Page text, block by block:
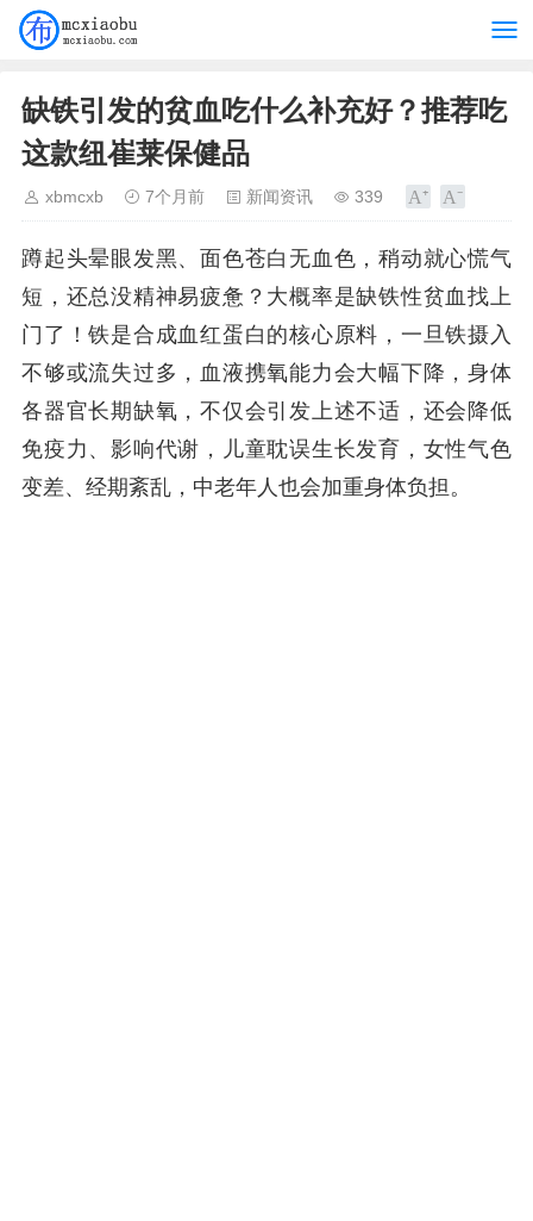
缺铁引发的贫血吃什么补充好？推荐吃
这款纽崔莱保健品
xbmcxb 7个月前 新闻资讯 339
蹲起头晕眼发黑、面色苍白无血色，稍动就心慌气
短，还总没精神易疲惫？大概率是缺铁性贫血找上
门了！铁是合成血红蛋白的核心原料，一旦铁摄入
不够或流失过多，血液携氧能力会大幅下降，身体
各器官长期缺氧，不仅会引发上述不适，还会降低
免疫力、影响代谢，儿童耽误生长发育，女性气色
变差、经期紊乱，中老年人也会加重身体负担。